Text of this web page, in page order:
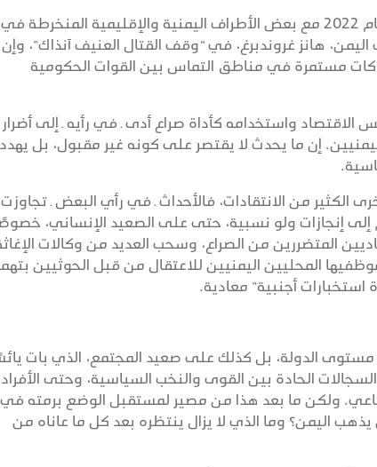
الهدنة “الهشة” التي توصلت إليها الأمم المتحدة عام 2022 مع بعض الأطراف اليمنية والإقليمية
هانز غروندبرغ، في “وقف القتال العنيف آنذاك”،
مستمرة في مناطق التماس بين القوات الحكومية
واستخدامه كأداة صراع أدى ـ في رأيه ـ إلى أضرار
إن ما يحدث لا يقتصر على كونه غير مقبول، بل يهدد
من الانتقادات، فالأحداث ـ في رأي البعض ـ تجاوزت
إنجازات ولو نسبية، حتى على الصعيد الإنساني،
المتضررين من الصراع، وسحب العديد من وكالات
المحليين اليمنيين للاعتقال من قبل الحوثيين
أجنبية” معادية.
الدولة، بل كذلك على صعيد المجتمع، الذي بات
الحادة بين القوى والنخب السياسية، وحتى
ولكن ما بعد هذا من مصير لمستقبل الوضع برمته في
اليمن؟ وما الذي لا يزال ينتظره بعد كل ما عاناه من